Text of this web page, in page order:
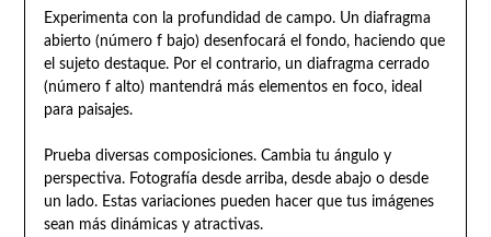
Experimenta con la profundidad de campo. Un diafragma
abierto (número f bajo) desenfocará el fondo, haciendo que
el sujeto destaque. Por el contrario, un diafragma cerrado
(número f alto) mantendrá más elementos en foco, ideal
para paisajes.
Prueba diversas composiciones. Cambia tu ángulo y
perspectiva. Fotografía desde arriba, desde abajo o desde
un lado. Estas variaciones pueden hacer que tus imágenes
sean más dinámicas y atractivas.